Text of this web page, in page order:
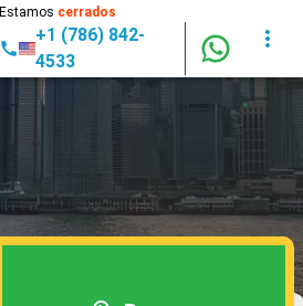
Estamos cerrados
+1 (786) 842-
4533